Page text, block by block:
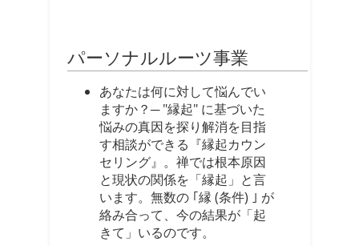
パーソナルルーツ事業
あなたは何に対して悩んでい
ますか？─ "縁起" に基づいた
悩みの真因を探り解消を目指
す相談ができる『縁起カウン
セリング』。禅では根本原因
と現状の関係を「縁起」と言
います。無数の ｢縁 (条件) ｣ が
絡み合って、今の結果が「起
きて」いるのです。